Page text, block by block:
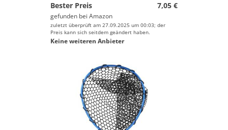
Bester Preis
7,05 €
gefunden bei Amazon
zuletzt überprüft am 27.09.2025 um 00:03; der
Preis kann sich seitdem geändert haben.
Keine weiteren Anbieter